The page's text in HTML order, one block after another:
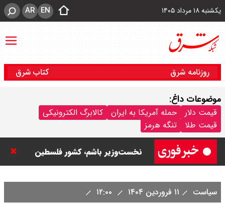
یکشنبه ۱۸ مرداد ۱۴۰۵ EN
AR
روزنامه شرق کتاب شرق
موضوعات داغ:
قیمت دلار حمله آمریکا به ایران
کالابرگ الکترونیکی
قیمت طلا
تنگه هرمز
نتانیاهو: تا زمان خلع سلاح حماس از
غزه خارج نمی‌شویم / تا زمانی که
نخست‌وزیر باشم، کشور فلسطین
ورزشگاه آزادی به نیم فصل اول لیگ
سیاست ۱۱ فروردین ۱۴۰۴